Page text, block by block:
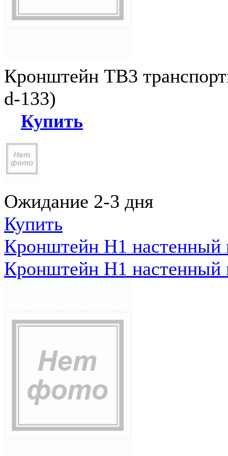
Кронштейн ТВ3
d-133)
Купить
Ожидание 2-3 дня
Купить
Кронштейн Н1
Кронштейн Н1